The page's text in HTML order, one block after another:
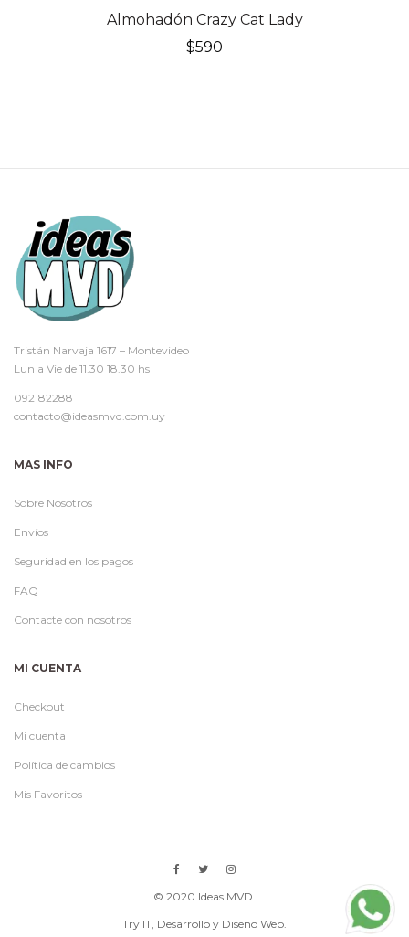
Almohadón Crazy Cat Lady
$590
Tristán Narvaja 1617 – Montevideo
Lun a Vie de 11.30 18.30 hs
092182288
contacto@ideasmvd.com.uy
MAS INFO
Sobre Nosotros
Envíos
Seguridad en los pagos
FAQ
Contacte con nosotros
MI CUENTA
Checkout
Mi cuenta
Política de cambios
Mis Favoritos
© 2020 Ideas MVD.
Try IT , Desarrollo y Diseño Web.